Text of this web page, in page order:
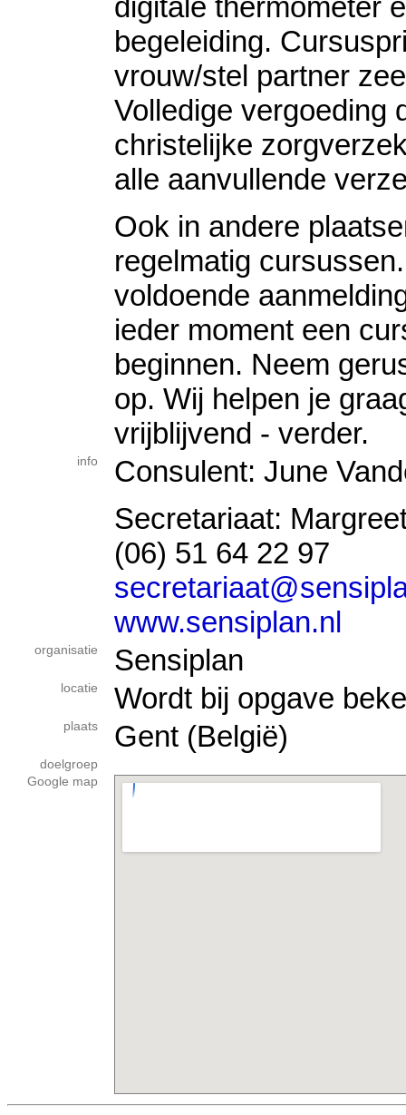
digitale thermometer
begeleiding.
vrouw/stel partner
Volledige vergoeding
christelijke
alle aanvullende
Ook in andere
regelmatig
voldoende
ieder moment een
beginnen. Neem
op. Wij helpen je
vrijblijvend - verder.
info
Consulent: June
Secretariaat:
(06) 51 64 22 97
www.sensiplan.nl
organisatie Sensiplan
locatie Wordt bij opgave
plaats Gent (België)
doelgroep
Google map